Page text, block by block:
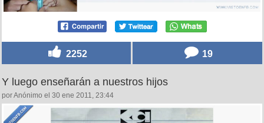
2252 19
Y luego enseñarán a nuestros hijos
por Anónimo el 30 ene 2011, 23:44